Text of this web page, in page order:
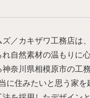
ズ／カキザワ工務店は
自然素材の温もりに
神奈川県相模原市の工務
に住みたいと思う家を